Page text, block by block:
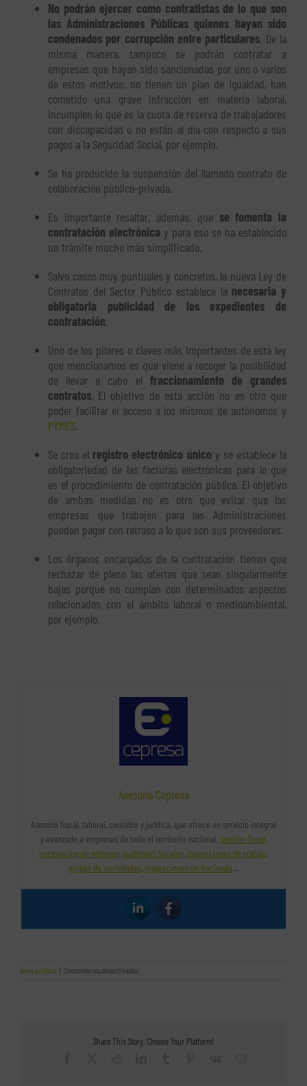
No podrán ejercer como contratistas de lo que son
las Administraciones Públicas quienes hayan sido
condenados por corrupción entre particulares. De la
misma manera, tampoco se podrán contratar a
empresas que hayan sido sancionadas por uno o varios
de estos motivos: no tienen un plan de igualdad, han
cometido una grave infracción en materia laboral,
incumplen lo que es la cuota de reserva de trabajadores
con discapacidad o no están al día con respecto a sus
pagos a la Seguridad Social, por ejemplo.
Se ha producido la suspensión del llamado contrato de
colaboración público-privada.
Es importante resaltar, además, que se fomenta la
contratación electrónica y para eso se ha establecido
un trámite mucho más simplificado.
Salvo casos muy puntuales y concretos, la nueva Ley de
Contratos del Sector Público establece la necesaria y
obligatoria publicidad de los expedientes de
contratación.
Uno de los pilares o claves más importantes de esta ley
que mencionamos es que viene a recoger la posibilidad
de llevar a cabo el fraccionamiento de grandes
contratos. El objetivo de esta acción no es otro que
poder facilitar el acceso a los mismos de autónomos y
PYMES.
Se crea el registro electrónico único y se establece la
obligatoriedad de las facturas electrónicas para lo que
es el procedimiento de contratación pública. El objetivo
de ambas medidas no es otro que evitar que las
empresas que trabajen para las Administraciones
puedan pagar con retraso a lo que son sus proveedores.
Los órganos encargados de la contratación tienen que
rechazar de pleno las ofertas que sean singularmente
bajas porque no cumplan con determinados aspectos
relacionados con el ámbito laboral o medioambiental,
por ejemplo.
Asesoría Cepresa
Asesoría fiscal, laboral, contable y jurídica, que ofrece un servicio integral
y avanzado a empresas de todo el territorio nacional. Gestión fiscal,
outsourcing de nóminas,auditorías fiscales, inspecciones de trabajo,
grupos de sociedades, inspecciones de Hacienda…
Área jurídica | Comentarios desactivadosen
de
Share This Story, Choose Your Platform!